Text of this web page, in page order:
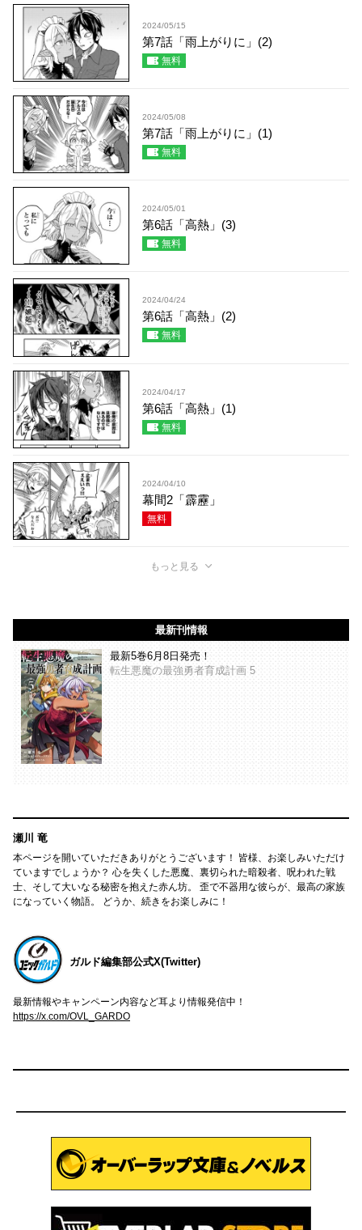
2024/05/15
第7話「雨上がりに」(2)
無料
2024/05/08
第7話「雨上がりに」(1)
無料
2024/05/01
第6話「高熱」(3)
無料
2024/04/24
第6話「高熱」(2)
無料
2024/04/17
第6話「高熱」(1)
無料
2024/04/10
幕間2「霹靂」
無料
もっと見る
最新刊情報
最新5巻6月8日発売！
転生悪魔の最強勇者育成計画 5
瀬川 竜
本ページを開いていただきありがとうございます！ 皆様、お楽しみいただけ
ていますでしょうか？ 心を失くした悪魔、裏切られた暗殺者、呪われた戦
士、そして大いなる秘密を抱えた赤ん坊。 歪で不器用な彼らが、最高の家族
になっていく物語。 どうか、続きをお楽しみに！
ガルド編集部公式X(Twitter)
最新情報やキャンペーン内容など耳より情報発信中！
https://x.com/OVL_GARDO